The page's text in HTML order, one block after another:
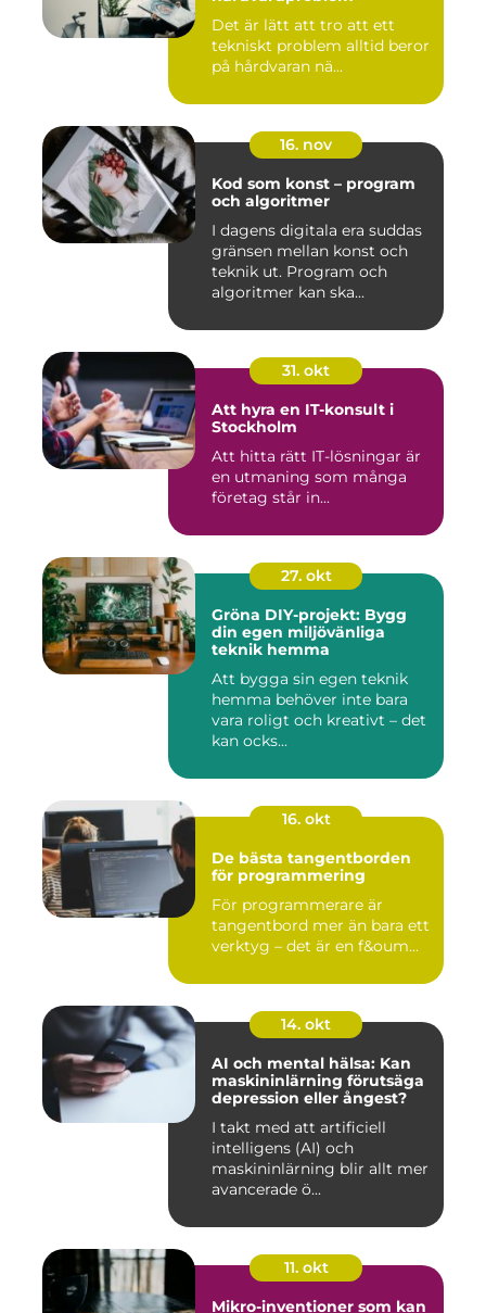
Det är lätt att tro att ett
tekniskt problem alltid beror
på hårdvaran nä...
16. nov
Kod som konst – program
och algoritmer
I dagens digitala era suddas
gränsen mellan konst och
teknik ut. Program och
algoritmer kan ska...
31. okt
Att hyra en IT-konsult i
Stockholm
Att hitta rätt IT-lösningar är
en utmaning som många
företag står in...
27. okt
Gröna DIY-projekt: Bygg
din egen miljövänliga
teknik hemma
Att bygga sin egen teknik
hemma behöver inte bara
vara roligt och kreativt – det
kan ocks...
16. okt
De bästa tangentborden
för programmering
För programmerare är
tangentbord mer än bara ett
verktyg – det är en f&oum...
14. okt
AI och mental hälsa: Kan
maskininlärning förutsäga
depression eller ångest?
I takt med att artificiell
intelligens (AI) och
maskininlärning blir allt mer
avancerade ö...
11. okt
Mikro-inventioner som kan